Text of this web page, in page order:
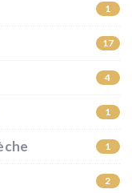
1
17
4
1
1
2